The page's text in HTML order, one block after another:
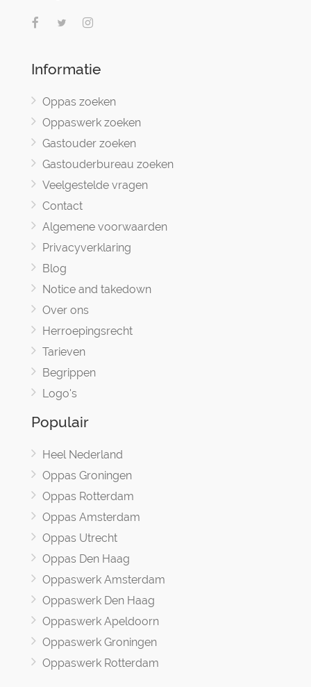
Informatie
Oppas zoeken
Oppaswerk zoeken
Gastouder zoeken
Gastouderbureau zoeken
Veelgestelde vragen
Contact
Algemene voorwaarden
Privacyverklaring
Blog
Notice and takedown
Over ons
Herroepingsrecht
Tarieven
Begrippen
Logo's
Populair
Heel Nederland
Oppas Groningen
Oppas Rotterdam
Oppas Amsterdam
Oppas Utrecht
Oppas Den Haag
Oppaswerk Amsterdam
Oppaswerk Den Haag
Oppaswerk Apeldoorn
Oppaswerk Groningen
Oppaswerk Rotterdam